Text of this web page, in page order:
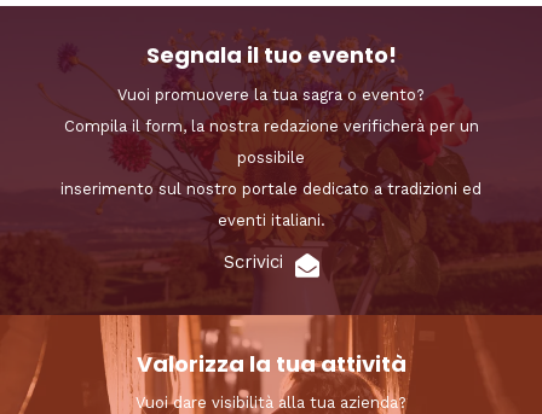
Segnala il tuo evento!
Vuoi promuovere la tua sagra o evento?
Compila il form, la nostra redazione verificherà per un
possibile
inserimento sul nostro portale dedicato a tradizioni ed
eventi italiani.
Scrivici
Valorizza la tua attività
Vuoi dare visibilità alla tua azienda?